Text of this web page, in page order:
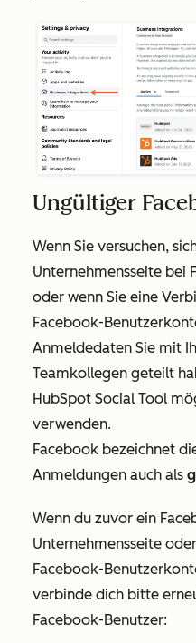
Ungültiger
Wenn Sie versuchen,
Unternehmensseite bei
oder wenn Sie eine
Facebook-
Anmeldedaten Sie mit
Teamkollegen geteilt
HubSpot Social Tool
verwenden.
Facebook bezeichnet
Anmeldungen auch als
Wenn du zuvor ein
Unternehmensseite
Facebook-
verbinde dich bitte
Facebook-Benutzer: